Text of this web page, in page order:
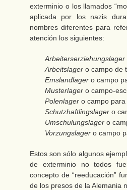
exterminio o los llamados
aplicada por los nazis
nombres diferentes para
atención los siguientes:
Arbeiterserziehungslager
Arbeitslager o campo de
Emslandlager o campo
Musterlager o campo-
Polenlager o campo para
Schutzhaftlingslager o
Umschulungslager o
Vorzungslager o campo
Estos son sólo algunos
de exterminio no todos
concepto de “reeducación”
de los presos de la Alemania